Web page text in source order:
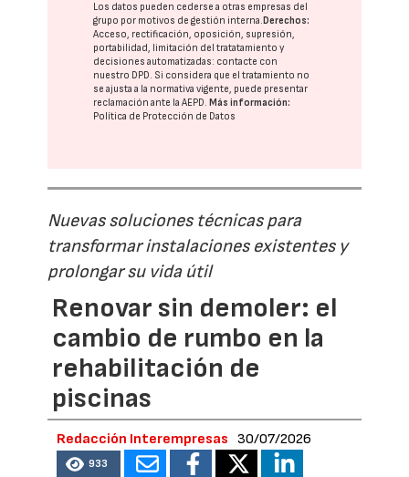
Los datos pueden cederse a otras empresas del
grupo por motivos de gestión interna.Derechos:
Acceso, rectificación, oposición, supresión,
portabilidad, limitación del tratatamiento y
decisiones automatizadas: contacte con
nuestro DPD. Si considera que el tratamiento no
se ajusta a la normativa vigente, puede presentar
reclamación ante laAEPD.Más información:
Política de Protección de Datos
Nuevas soluciones técnicas para
transformar instalaciones existentes y
prolongar su vida útil
Renovar sin demoler: el
cambio de rumbo en la
rehabilitación de
piscinas
Redacción Interempresas 30/07/2026
933